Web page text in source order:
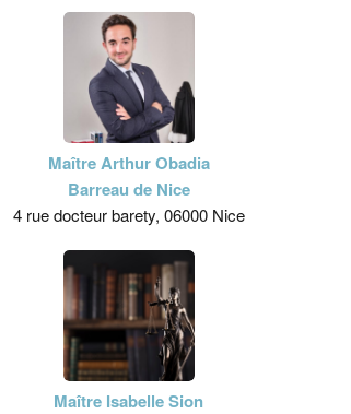
Maître Arthur Obadia
Barreau de Nice
4 rue docteur barety, 06000 Nice
Maître Isabelle Sion